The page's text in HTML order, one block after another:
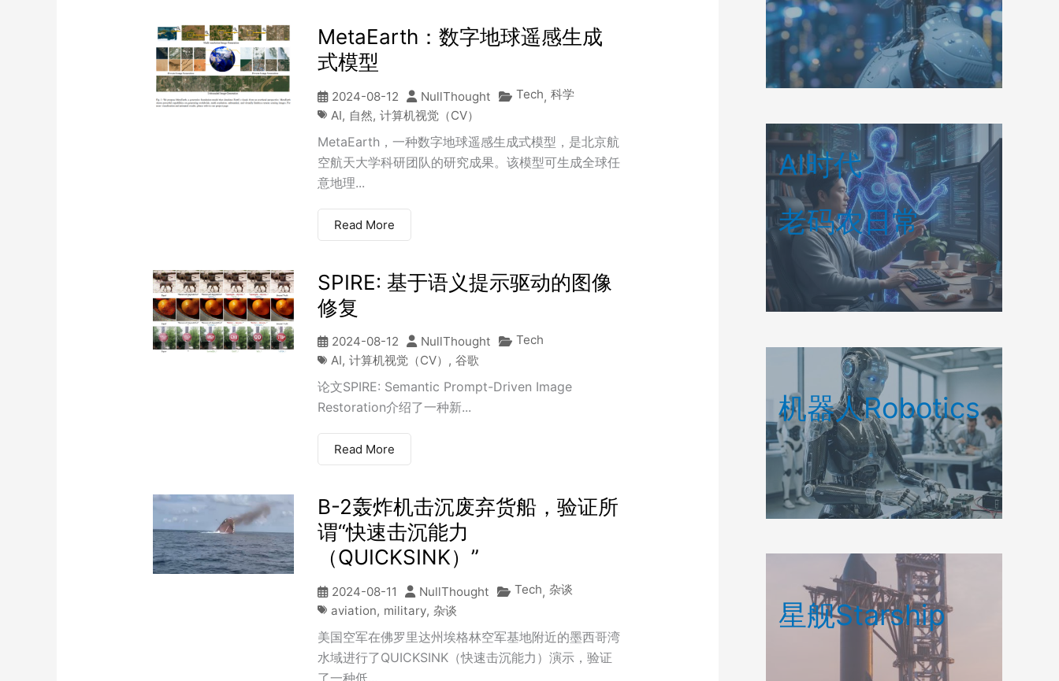
MetaEarth：数字地球遥感生成
式模型
2024-08-12 NullThought Tech, 科学
AI, 自然, 计算机视觉（CV）
MetaEarth，一种数字地球遥感生成式模型，是北京航
空航天大学科研团队的研究成果。该模型可生成全球任
意地理...
Read More
SPIRE: 基于语义提示驱动的图像
修复
2024-08-12 NullThought
Tech
AI, 计算机视觉（CV） , 谷歌
论文SPIRE: Semantic Prompt-Driven Image
Restoration介绍了一种新...
Read More
B-2轰炸机击沉废弃货船，验证所
谓“快速击沉能力
（QUICKSINK）”
2024-08-11 NullThought Tech, 杂谈
aviation, military, 杂谈
美国空军在佛罗里达州埃格林空军基地附近的墨西哥湾
水域进行了QUICKSINK（快速击沉能力）演示，验证
了一种低...
AI时代
老码农日常
机器人Robotics
星舰Starship